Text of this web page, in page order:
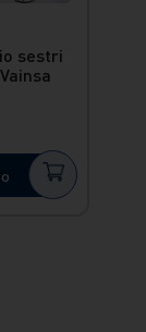
sestri